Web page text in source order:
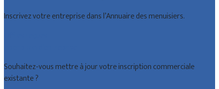
Inscrivez votre entreprise dans l’Annuaire des menuisiers.
Souhaitez-vous mettre à jour votre inscription commerciale
existante ?